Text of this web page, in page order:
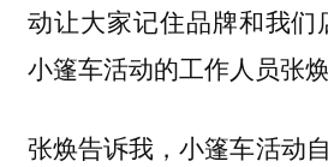
动让大家记住品牌和我们
小篷车活动的工作人员张焕
张焕告诉我，小篷车活动